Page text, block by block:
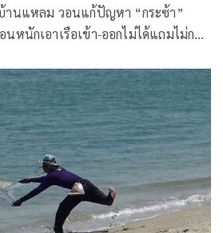
านแหลม วอนแก้ปัญหา “กระซ้า”
หนักเอาเรือเข้า-ออกไม่ได้แถมไม่กล้า